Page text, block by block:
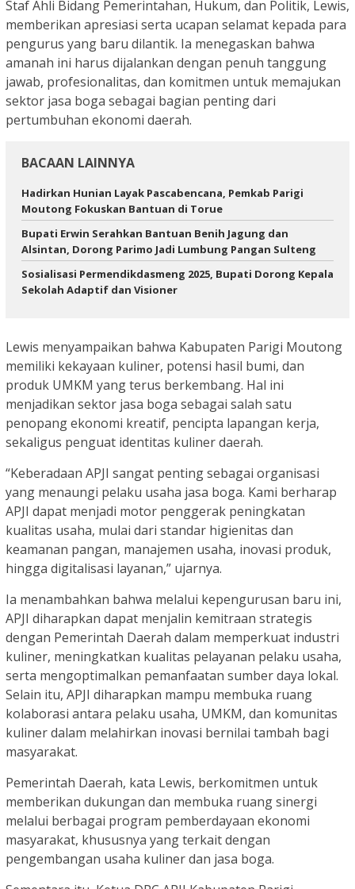
Staf Ahli Bidang Pemerintahan, Hukum, dan Politik, Lewis,
memberikan apresiasi serta ucapan selamat kepada para
pengurus yang baru dilantik. Ia menegaskan bahwa
amanah ini harus dijalankan dengan penuh tanggung
jawab, profesionalitas, dan komitmen untuk memajukan
sektor jasa boga sebagai bagian penting dari
pertumbuhan ekonomi daerah.
BACAAN LAINNYA
Hadirkan Hunian Layak Pascabencana, Pemkab Parigi
Moutong Fokuskan Bantuan di Torue
Bupati Erwin Serahkan Bantuan Benih Jagung dan
Alsintan, Dorong Parimo Jadi Lumbung Pangan Sulteng
Sosialisasi Permendikdasmeng 2025, Bupati Dorong Kepala
Sekolah Adaptif dan Visioner
Lewis menyampaikan bahwa Kabupaten Parigi Moutong
memiliki kekayaan kuliner, potensi hasil bumi, dan
produk UMKM yang terus berkembang. Hal ini
menjadikan sektor jasa boga sebagai salah satu
penopang ekonomi kreatif, pencipta lapangan kerja,
sekaligus penguat identitas kuliner daerah.
“Keberadaan APJI sangat penting sebagai organisasi
yang menaungi pelaku usaha jasa boga. Kami berharap
APJI dapat menjadi motor penggerak peningkatan
kualitas usaha, mulai dari standar higienitas dan
keamanan pangan, manajemen usaha, inovasi produk,
hingga digitalisasi layanan,” ujarnya.
Ia menambahkan bahwa melalui kepengurusan baru ini,
APJI diharapkan dapat menjalin kemitraan strategis
dengan Pemerintah Daerah dalam memperkuat industri
kuliner, meningkatkan kualitas pelayanan pelaku usaha,
serta mengoptimalkan pemanfaatan sumber daya lokal.
Selain itu, APJI diharapkan mampu membuka ruang
kolaborasi antara pelaku usaha, UMKM, dan komunitas
kuliner dalam melahirkan inovasi bernilai tambah bagi
masyarakat.
Pemerintah Daerah, kata Lewis, berkomitmen untuk
memberikan dukungan dan membuka ruang sinergi
melalui berbagai program pemberdayaan ekonomi
masyarakat, khususnya yang terkait dengan
pengembangan usaha kuliner dan jasa boga.